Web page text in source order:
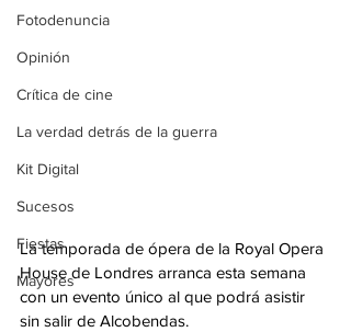
Fotodenuncia
Opinión
Crítica de cine
La verdad detrás de la guerra
Kit Digital
Sucesos
Fiestas
Mayores
La temporada de ópera de la Royal Opera
House de Londres arranca esta semana
con un evento único al que podrá asistir
sin salir de Alcobendas.